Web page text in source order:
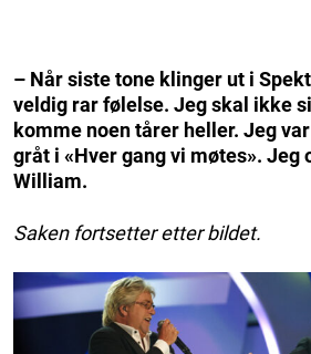
– Når siste tone klinger ut i
veldig rar følelse. Jeg skal ikke
komme noen tårer heller. Jeg
gråt i «Hver gang vi møtes». Jeg
William.
Saken fortsetter etter bildet.